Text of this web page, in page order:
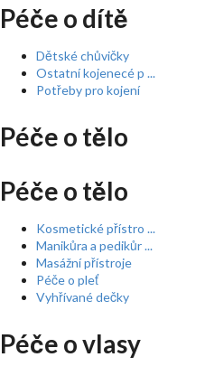
Péče o dítě
Dětské chůvičky
Ostatní kojenecé p ...
Potřeby pro kojení
Péče o tělo
Péče o tělo
Kosmetické přístro ...
Manikůra a pedikůr ...
Masážní přístroje
Péče o pleť
Vyhřívané dečky
Péče o vlasy